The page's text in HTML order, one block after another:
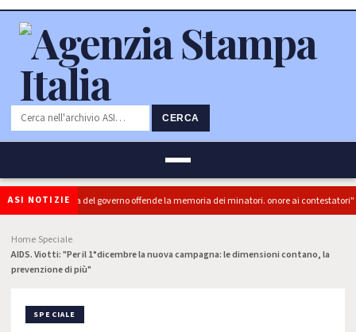
CERCA
ASI NOTIZIE
"L'Ipocrisia del governo offende la memoria dei minatori. onore ai contestatori"
Home Speciale
AIDS. Viotti: "Per il 1°dicembre la nuova campagna: le dimensioni contano, la
prevenzione di più"
SPECIALE